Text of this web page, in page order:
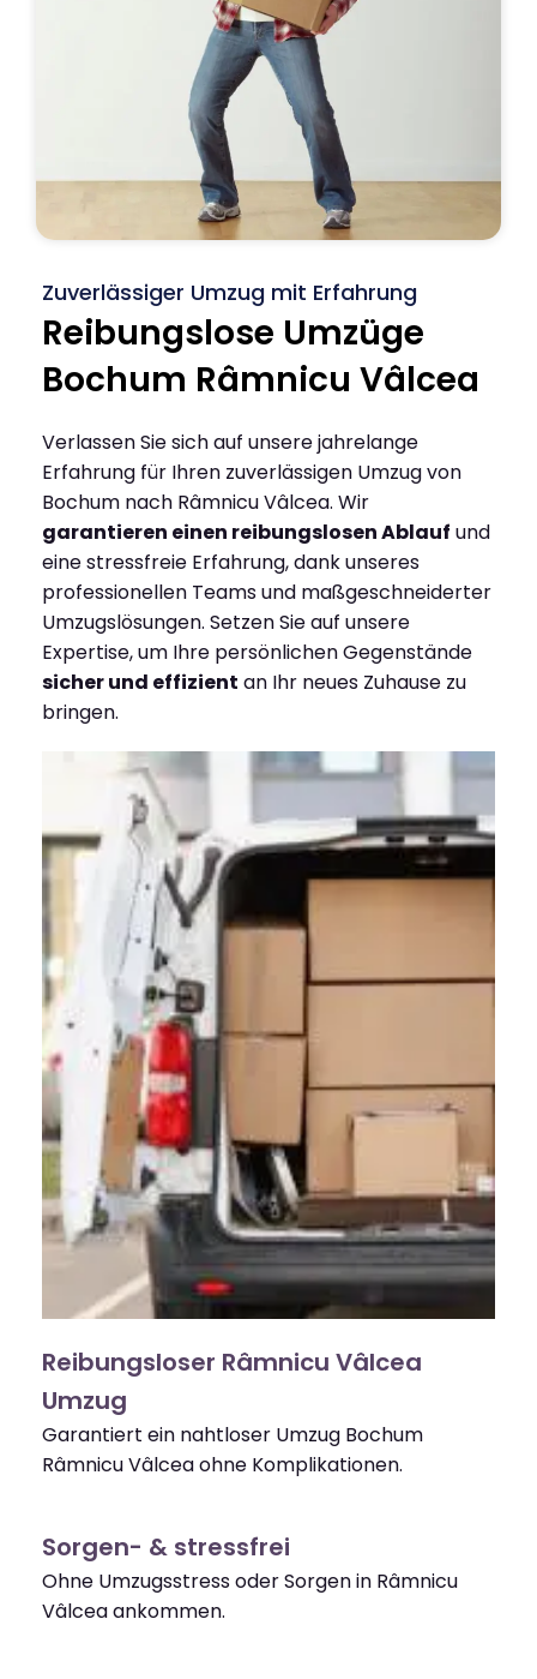
Zuverlässiger Umzug mit Erfahrung
Reibungslose Umzüge
Bochum Râmnicu Vâlcea
Verlassen Sie sich auf unsere jahrelange
Erfahrung für Ihren zuverlässigen Umzug von
Bochum nach Râmnicu Vâlcea. Wir
garantieren einen reibungslosen Ablauf und
eine stressfreie Erfahrung, dank unseres
professionellen Teams und maßgeschneiderter
Umzugslösungen. Setzen Sie auf unsere
Expertise, um Ihre persönlichen Gegenstände
sicher und effizient an Ihr neues Zuhause zu
bringen.
Reibungsloser Râmnicu Vâlcea
Umzug
Garantiert ein nahtloser Umzug Bochum
Râmnicu Vâlcea ohne Komplikationen.
Sorgen- & stressfrei
Ohne Umzugsstress oder Sorgen in Râmnicu
Vâlcea ankommen.